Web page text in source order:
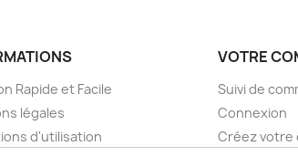
Rapide et Facile
légales
d'utilisation
VOTRE
Suivi de
Connexion
Créez votre